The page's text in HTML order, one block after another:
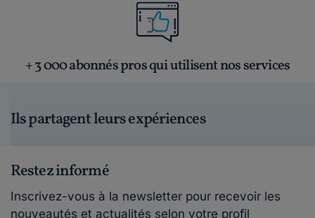
+ 3 000 abonnés pros qui utilisent nos services
Ils partagent leurs expériences
Restez informé
Inscrivez-vous à la newsletter pour recevoir les
nouveautés et actualités selon votre profil